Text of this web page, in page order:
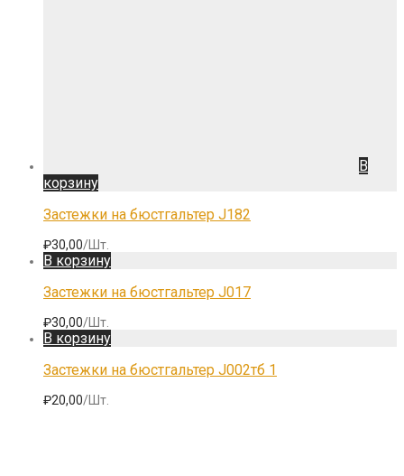
В
корзину
Застежки на бюстгальтер J182
₽30,00/Шт.
В корзину
Застежки на бюстгальтер J017
₽30,00/Шт.
В корзину
Застежки на бюстгальтер J002тб 1
₽20,00/Шт.